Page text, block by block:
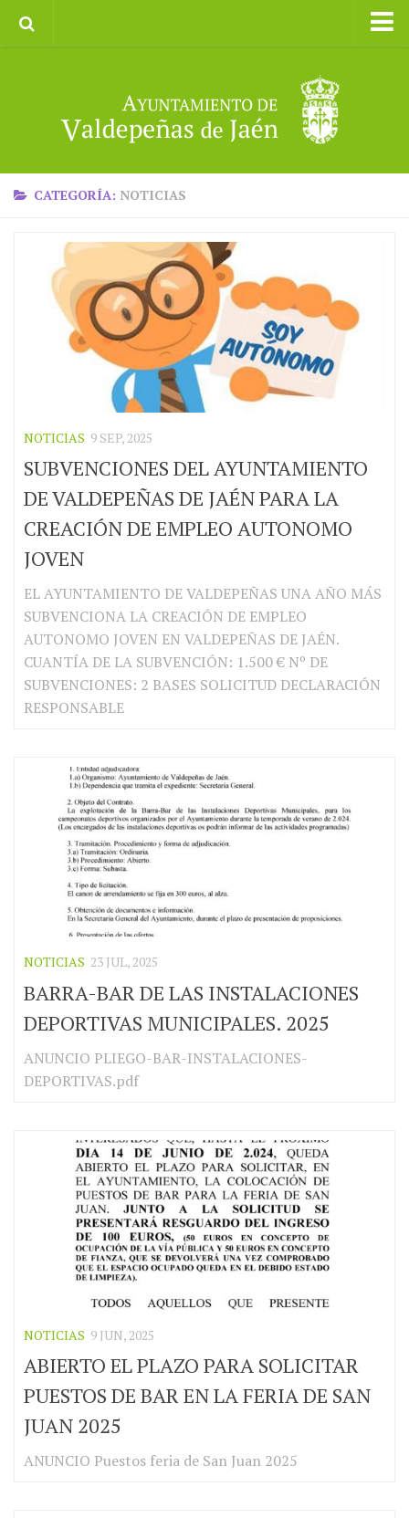
II CXM ROMPEALBARCAS 2023
CATEGORÍA: NOTICIAS
NOTICIAS 9 SEP, 2025
SUBVENCIONES DEL AYUNTAMIENTO
DE VALDEPEÑAS DE JAÉN PARA LA
CREACIÓN DE EMPLEO AUTONOMO
JOVEN
EL AYUNTAMIENTO DE VALDEPEÑAS UNA AÑO MÁS
SUBVENCIONA LA CREACIÓN DE EMPLEO
AUTONOMO JOVEN EN VALDEPEÑAS DE JAÉN.
CUANTÍA DE LA SUBVENCIÓN: 1.500 € Nº DE
SUBVENCIONES: 2 BASES SOLICITUD DECLARACIÓN
RESPONSABLE
NOTICIAS 23 JUL, 2025
BARRA-BAR DE LAS INSTALACIONES
DEPORTIVAS MUNICIPALES. 2025
ANUNCIO PLIEGO-BAR-INSTALACIONES-
DEPORTIVAS.pdf
NOTICIAS 9 JUN, 2025
ABIERTO EL PLAZO PARA SOLICITAR
PUESTOS DE BAR EN LA FERIA DE SAN
JUAN 2025
ANUNCIO Puestos feria de San Juan 2025